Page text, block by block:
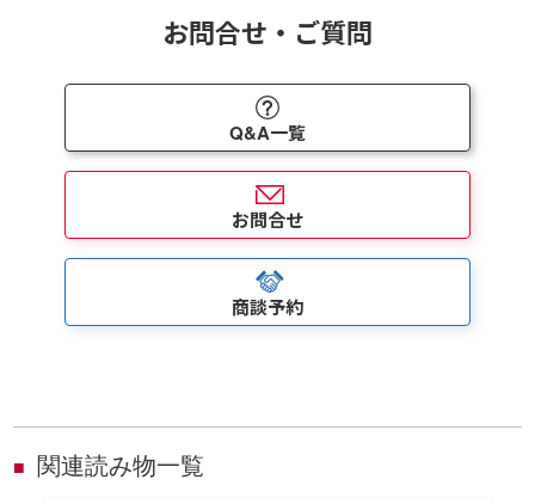
お問合せ・ご質問
Q&A一覧
お問合せ
商談予約
■ 関連読み物一覧